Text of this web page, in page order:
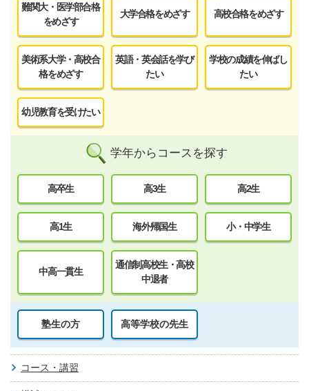
難関大・医学部合格
をめざす
大学合格をめざす 高校合格をめざす
美術系大学・高校合
格をめざす
英語・英会話を学び
たい
学校の成績を伸ばし
たい
幼児教育を受けたい
学年からコースを探す
高卒生 高3生 高2生
高1生 海外帰国生 小・中学生
中高一貫生
通信制高校生・高校
中退者
塾生の方 高等学校の先生
コース・講習